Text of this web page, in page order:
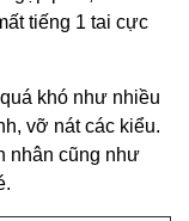
tiếng 1 tai cực
khó như nhiều
vỡ nát các kiểu.
nhân cũng như